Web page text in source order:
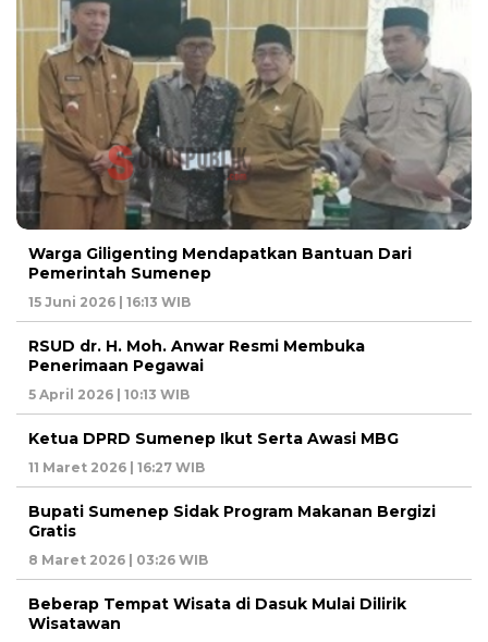
Warga Giligenting Mendapatkan Bantuan Dari
Pemerintah Sumenep
15 Juni 2026 | 16:13 WIB
RSUD dr. H. Moh. Anwar Resmi Membuka
Penerimaan Pegawai
5 April 2026 | 10:13 WIB
Ketua DPRD Sumenep Ikut Serta Awasi MBG
11 Maret 2026 | 16:27 WIB
Bupati Sumenep Sidak Program Makanan Bergizi
Gratis
8 Maret 2026 | 03:26 WIB
Beberap Tempat Wisata di Dasuk Mulai Dilirik
Wisatawan